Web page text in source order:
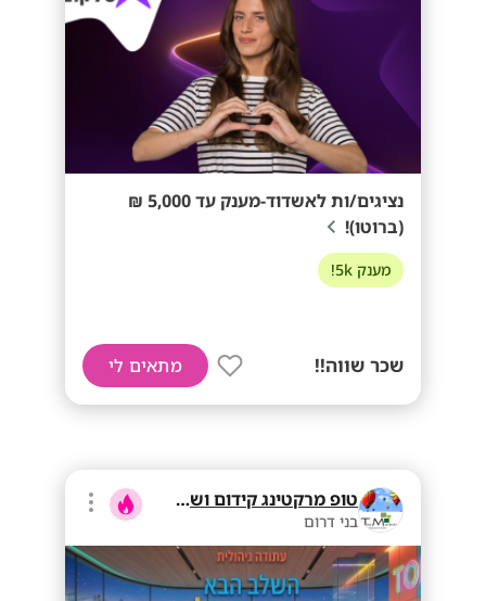
נציגים/ות לאשדוד-מענק עד 5,000 ₪
(ברוטו)!
מענק 5k!
שכר שווה!! מתאים לי
טופ מרקטינג קידום ושיווק בע"מ
בני דרום